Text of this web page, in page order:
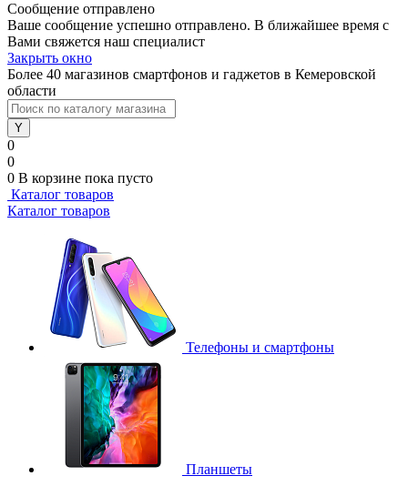
Сообщение отправлено
Ваше сообщение успешно отправлено. В ближайшее время с
Вами свяжется наш специалист
Закрыть окно
Более 40 магазинов смартфонов и гаджетов в Кемеровской
области
0
0
0 В корзине пока пусто
Каталог товаров
Каталог товаров
Телефоны и смартфоны
Планшеты